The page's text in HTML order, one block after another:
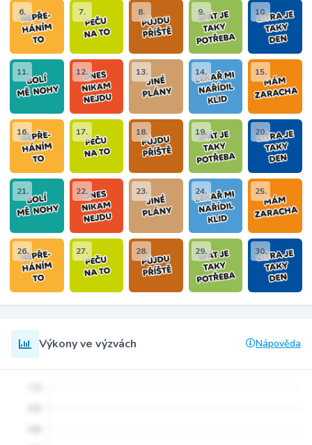
6. 7. 8. 9. 10.
11. 12. 13. 14. 15.
16. 17. 18. 19. 20.
21. 22. 23. 24. 25.
26. 27. 28. 29. 30.
Výkony ve výzvách Nápověda